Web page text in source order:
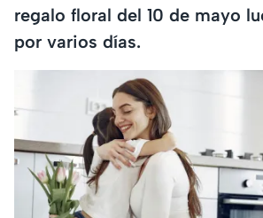
regalo floral del 10 de mayo
por varios días.